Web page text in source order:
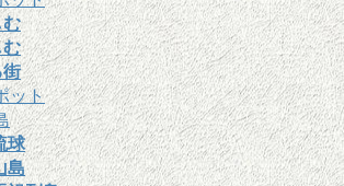
ット
球
島